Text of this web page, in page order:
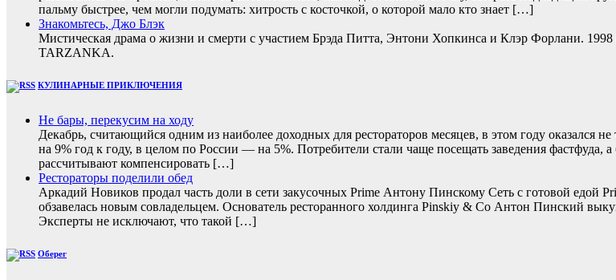
пальму быстрее, чем могли подумать: хитрость с косточкой, о которой мало кто знает […]
Знакомьтесь, Джо Блэк
Мистическая драма о жизни и смерти с участием Брэда Питта, Энтони Хопкинса и Клэр Форлани.
TARZANKA.
КУЛИНАРНЫЕ ПРИКЛЮЧЕНИЯ
Не бары, перекусим на ходу
Декабрь, считающийся одним из наиболее доходных для рестораторов месяцев, в этом году оказался
на 9% год к году, в целом по России — на 5%. Потребители стали чаще посещать заведения фастфуда,
рассчитывают компенсировать […]
Рестораторы поделили обед
Аркадий Новиков продал часть доли в сети закусочных Prime Антону Пинскому Сеть с готовой едой
обзавелась новым совладельцем. Основатель ресторанного холдинга Pinskiy & Co Антон Пинский
Эксперты не исключают, что такой […]
Оберег